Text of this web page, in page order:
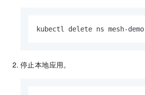
kubectl delete ns mesh-demo
停止本地应用。